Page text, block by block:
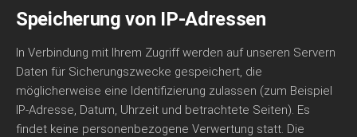
Speicherung von IP-Adressen
In Verbindung mit Ihrem Zugriff werden auf unseren Servern
Daten für Sicherungszwecke gespeichert, die
möglicherweise eine Identifizierung zulassen (zum Beispiel
IP-Adresse, Datum, Uhrzeit und betrachtete Seiten). Es
findet keine personenbezogene Verwertung statt. Die